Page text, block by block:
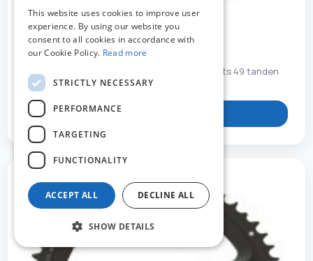
STR273904
Tandwiel Stronglight Dura Ace FC-9000 4 gaats 49 tanden
DUTCH
FRENCH
This website uses cookies to improve user
experience. By using our website you
consent to all cookies in accordance with
our Cookie Policy. Read more
STRICTLY NECESSARY
PERFORMANCE
TARGETING
FUNCTIONALITY
ACCEPT ALL DECLINE ALL
SHOW DETAILS